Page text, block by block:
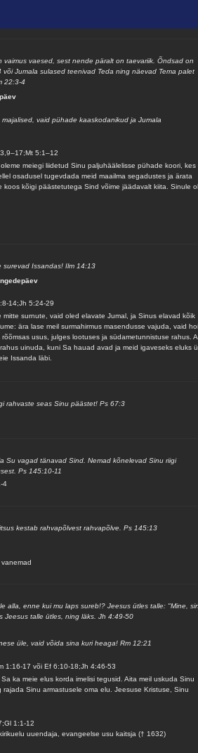
vaesed, sest nende päralt on taevariik. Õndsad on
Jumala sulased teenivad Teda ning näevad Tema palet
22:3-4
vaid pühade kaaskodanikud ja Jumala
5:1–12
meiegi liidetud Sinu paljuhäälelisse pühade koori, kes
osadusel tugevdada meid maailma segadustes ja ärata
koos kõigi päästetutega Sind võime jäädavalt kiita. Sinule
Issandas! Ilm 14:13
14;Jh 5:24-29
surnute, vaid oled elavate Jumal, ja Sinus elavad kõik
ära lase meil surmahirmus masendusse vajuda, vaid
usus, julges lootuses ja südametunnistuse rahus.
uinuda, kuni Sa hauad avad ja meid igaveseks eluks
Issanda läbi.
rahvaste seas Sinu päästet! Ps 67:3
Su vagad tänavad Sind. Nemad kõnelevad Sinu riigi
Ps 145:10-11
4
kestab rahvapõlvest rahvapõlve. Ps 145:13
alla, enne kui mu laps sureb!? Jeesus ütles talle: "Mine,
Jeesus talle ütles, ning läks. Jh 4:49-50
üle, vaid võida sina kuri heaga! Rm 12:21
1:16-17 või Ef 6:10-18;Jh 4:46-53
ka meie elus korda imelisi tegusid. Aita meil uskuda Sinu
Sinu armastusele oma elu. Jeesuse Kristuse, Sinu
1:1-12
uuendaja, evangeelse usu kaitsja († 1632)